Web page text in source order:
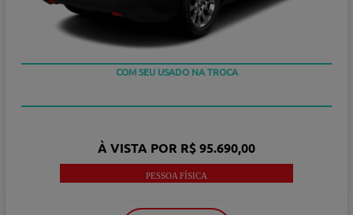
À VISTA POR R$ 95.690,00
PESSOA FÍSICA